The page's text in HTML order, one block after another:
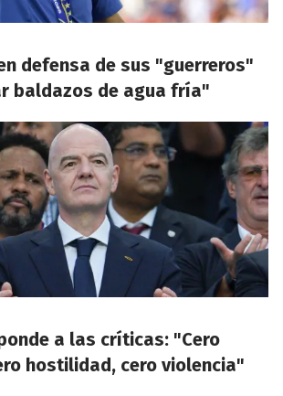
defensa de sus "guerreros"
baldazos de agua fría"
a las críticas: "Cero
hostilidad, cero violencia"